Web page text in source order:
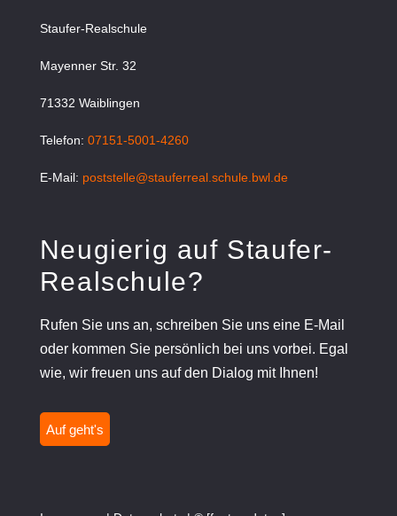
Staufer-Realschule
Mayenner Str. 32
71332 Waiblingen
Telefon: 07151-5001-4260
E-Mail: poststelle@stauferreal.schule.bwl.de
Neugierig auf Staufer-
Realschule?
Rufen Sie uns an, schreiben Sie uns eine E-Mail
oder kommen Sie persönlich bei uns vorbei. Egal
wie, wir freuen uns auf den Dialog mit Ihnen!
Auf geht's